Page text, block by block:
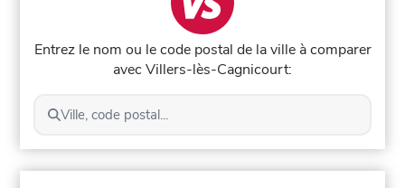
Entrez le nom ou le code postal de la ville à comparer
avec Villers-lès-Cagnicourt:
Ville, code postal...